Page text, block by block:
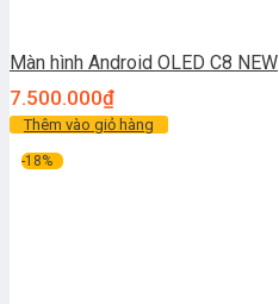
Màn hình Android OLED C8 NEW
7.500.000₫
Thêm vào giỏ hàng
-18%